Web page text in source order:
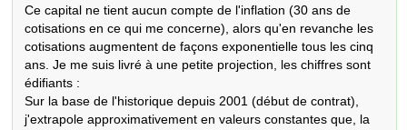
Ce capital ne tient aucun compte de l'inflation (30 ans de
cotisations en ce qui me concerne), alors qu'en revanche les
cotisations augmentent de façons exponentielle tous les cinq
ans. Je me suis livré à une petite projection, les chiffres sont
édifiants :
Sur la base de l'historique depuis 2001 (début de contrat),
j'extrapole approximativement en valeurs constantes que, la